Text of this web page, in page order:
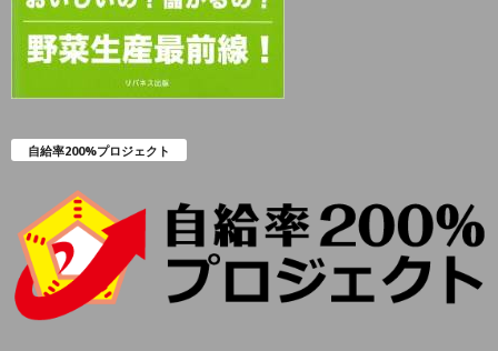
自給率200%プロジェクト